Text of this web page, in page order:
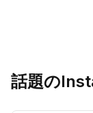
話題の